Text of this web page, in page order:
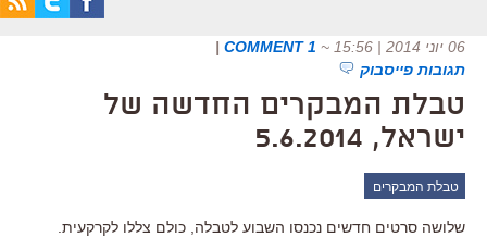
06 יוני 2014 | 15:56 ~
1 COMMENT
|
תגובות פייסבוק
טבלת המבקרים החדשה של
ישראל, 5.6.2014
טבלת המבקרים
שלושה סרטים חדשים נכנסו השבוע לטבלה, כולם צללו לקרקעית.